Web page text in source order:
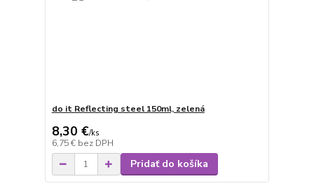
do it Reflecting steel 150ml, zelená
8,30 €/ks
6,75 € bez DPH
Pridať do košíka